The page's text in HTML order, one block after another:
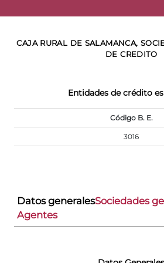
CAJA RURAL DE SALAMANCA,
DE CREDITO
Entidades de crédito
Código B. E.
3016
Datos generalesSociedades
Agentes